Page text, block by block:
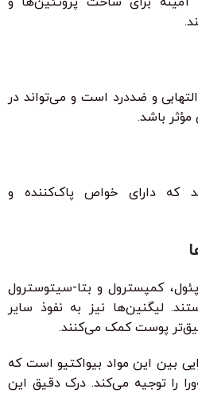
و ضددرد است و می‌تواند در
باشد.
که دارای خواص پاک‌کننده و
کمپسترول و بتا-سیتوسترول
لیگنین‌ها نیز به نفوذ سایر
پوست کمک می‌کنند.
بین این مواد بیواکتیو است که
را توجیه می‌کند. درک دقیق این